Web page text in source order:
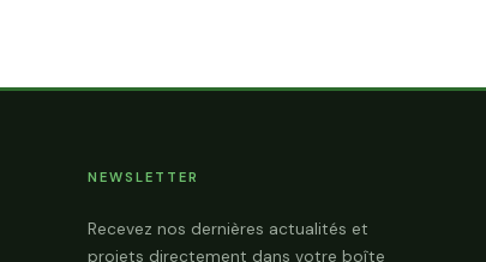
NEWSLETTER
Recevez nos dernières actualités et
projets directement dans votre boîte